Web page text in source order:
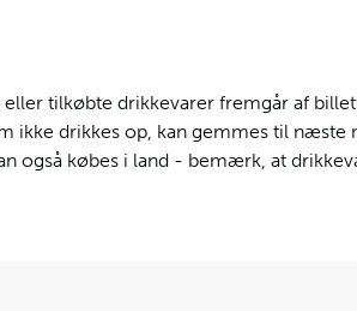
eller tilkøbte drikkevarer fremgår af
ikke drikkes op, kan gemmes til
også købes i land - bemærk, at